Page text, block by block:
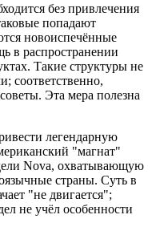
без привлечения
попадают
новоиспечённые
в распространении
Такие структуры не
соответственно,
Эта мера полезна
легендарную
"магнат"
Nova, охватывающую
страны. Суть в
"не двигается";
не учёл особенности